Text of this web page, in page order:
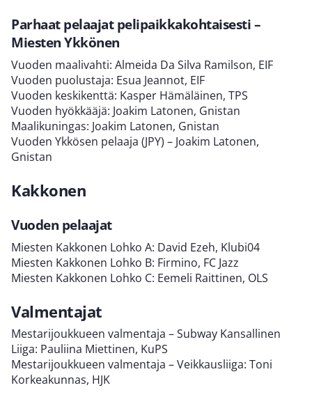
Parhaat pelaajat pelipaikkakohtaisesti –
Miesten Ykkönen
Vuoden maalivahti: Almeida Da Silva Ramilson, EIF
Vuoden puolustaja: Esua Jeannot, EIF
Vuoden keskikenttä: Kasper Hämäläinen, TPS
Vuoden hyökkääjä: Joakim Latonen, Gnistan
Maalikuningas: Joakim Latonen, Gnistan
Vuoden Ykkösen pelaaja (JPY) – Joakim Latonen,
Gnistan
Kakkonen
Vuoden pelaajat
Miesten Kakkonen Lohko A: David Ezeh, Klubi04
Miesten Kakkonen Lohko B: Firmino, FC Jazz
Miesten Kakkonen Lohko C: Eemeli Raittinen, OLS
Valmentajat
Mestarijoukkueen valmentaja – Subway Kansallinen
Liiga: Pauliina Miettinen, KuPS
Mestarijoukkueen valmentaja – Veikkausliiga: Toni
Korkeakunnas, HJK